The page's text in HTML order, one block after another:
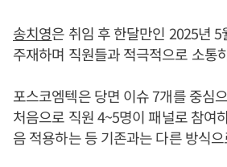
송치영은 취임 후 한달만인 2025년
주재하며 직원들과 적극적으로 소통
포스코엠텍은 당면 이슈 7개를 중심
처음으로 직원 4~5명이 패널로 참여
음 적용하는 등 기존과는 다른 방식